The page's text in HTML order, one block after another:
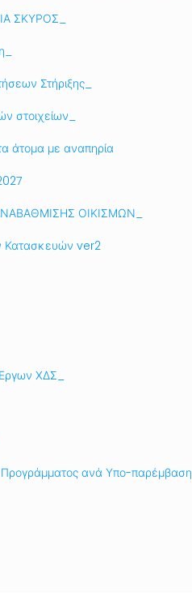
ΣΚΥΡΟΣ_
Στήριξης_
στοιχείων_
άτομα με αναπηρία
ΟΙΚΙΣΜΩΝ_
Κατασκευών ver2
ΧΔΣ_
Προγράμματος ανά Υπο-παρέμβαση